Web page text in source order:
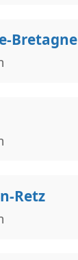
Bretagne
Retz